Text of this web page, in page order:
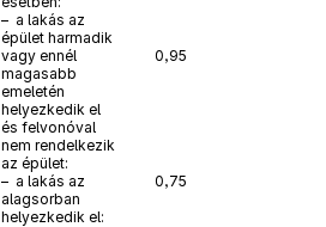
– a lakás az
épület harmadik
vagy ennél
magasabb
emeletén
helyezkedik el
és felvonóval
nem rendelkezik
az épület:
0,95
– a lakás az
alagsorban
helyezkedik el:
0,75